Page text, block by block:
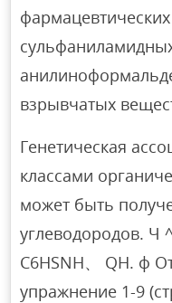
взрывчатых
Генетическая
классами
может быть
углеводородов. Ч
C6HSNH、 QH. ф
упражнение 1-9